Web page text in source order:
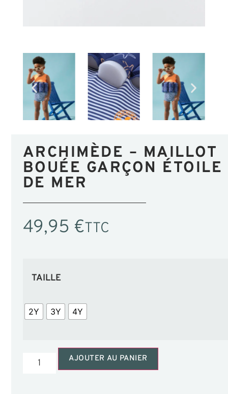
ARCHIMÈDE – MAILLOT
BOUÉE GARÇON ÉTOILE
DE MER
49,95 €TTC
TAILLE
2Y 3Y 4Y
AJOUTER AU PANIER